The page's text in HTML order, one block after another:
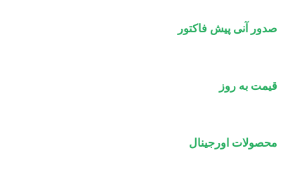
صدور آنی پیش فاکتور
قیمت به روز
محصولات اورجینال